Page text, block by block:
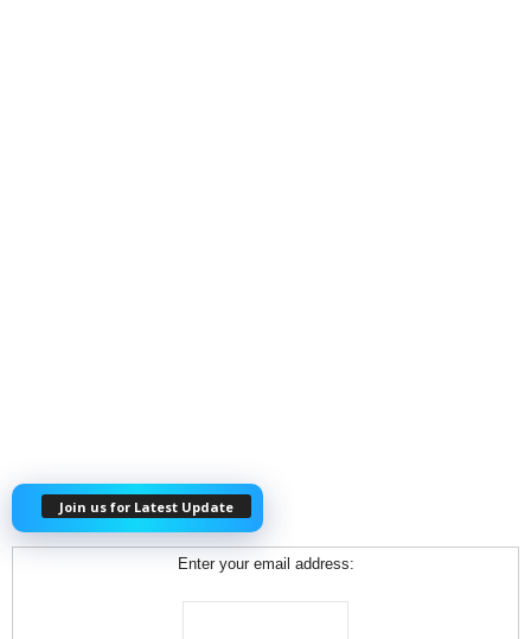
Join us for Latest Update
Enter your email address: